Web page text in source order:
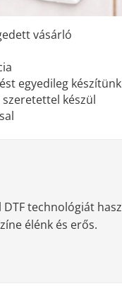
vásárló
egyedileg
készül
technológiát
élénk és erős.